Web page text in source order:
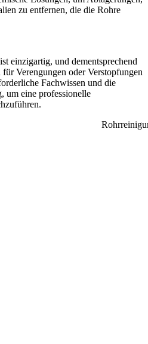
zu entfernen, die die Rohre
einzigartig, und dementsprechend
Verengungen oder Verstopfungen
Fachwissen und die
um eine professionelle